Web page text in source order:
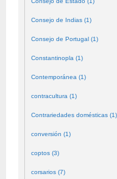
Consejo de Indias (1)
Consejo de Portugal (1)
Constantinopla (1)
Contemporánea (1)
contracultura (1)
Contrariedades domésticas (1)
conversión (1)
coptos (3)
corsarios (7)